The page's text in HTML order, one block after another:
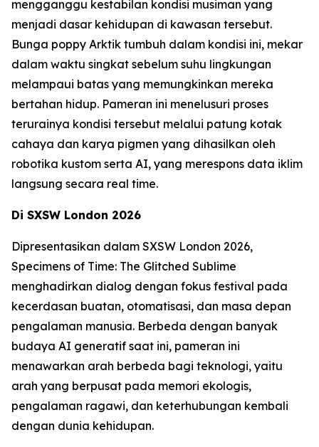
mengganggu kestabilan kondisi musiman yang
menjadi dasar kehidupan di kawasan tersebut.
Bunga poppy Arktik tumbuh dalam kondisi ini, mekar
dalam waktu singkat sebelum suhu lingkungan
melampaui batas yang memungkinkan mereka
bertahan hidup. Pameran ini menelusuri proses
terurainya kondisi tersebut melalui patung kotak
cahaya dan karya pigmen yang dihasilkan oleh
robotika kustom serta AI, yang merespons data iklim
langsung secara real time.
Di SXSW London 2026
Dipresentasikan dalam SXSW London 2026,
Specimens of Time: The Glitched Sublime
menghadirkan dialog dengan fokus festival pada
kecerdasan buatan, otomatisasi, dan masa depan
pengalaman manusia. Berbeda dengan banyak
budaya AI generatif saat ini, pameran ini
menawarkan arah berbeda bagi teknologi, yaitu
arah yang berpusat pada memori ekologis,
pengalaman ragawi, dan keterhubungan kembali
dengan dunia kehidupan.